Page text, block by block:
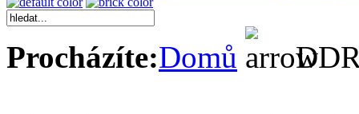
Procházíte:Domů